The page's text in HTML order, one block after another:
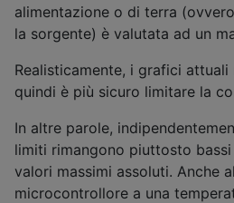
alimentazione o di terra
la sorgente) è valutata ad un
Realisticamente, i grafici
quindi è più sicuro limitare la
In altre parole,
limiti rimangono piuttosto
valori massimi assoluti. Anche
microcontrollore a una